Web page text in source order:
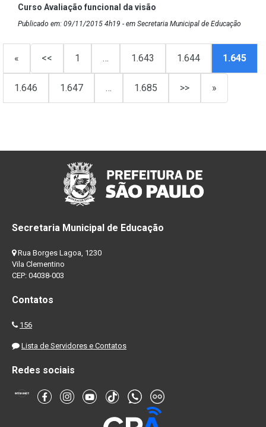
Curso Avaliação funcional da visão
Publicado em: 09/11/2015 4h19 - em Secretaria Municipal de Educação
« << 1 … 1.643 1.644 1.645
1.646 1.647 … 1.685 >> »
Secretaria Municipal de Educação
Rua Borges Lagoa, 1230
Vila Clementino
CEP: 04038-003
Contatos
156
Lista de Servidores e Contatos
Redes sociais